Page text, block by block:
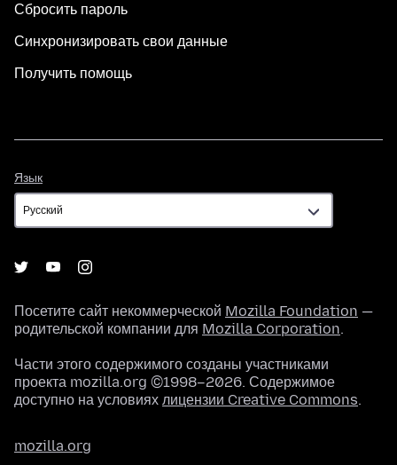
Сбросить пароль
Синхронизировать свои данные
Получить помощь
Язык
Посетите сайт некоммерческой Mozilla Foundation —
родительской компании для Mozilla Corporation.
Части этого содержимого созданы участниками
проекта mozilla.org ©1998–2026. Содержимое
доступно на условиях лицензии Creative Commons.
mozilla.org